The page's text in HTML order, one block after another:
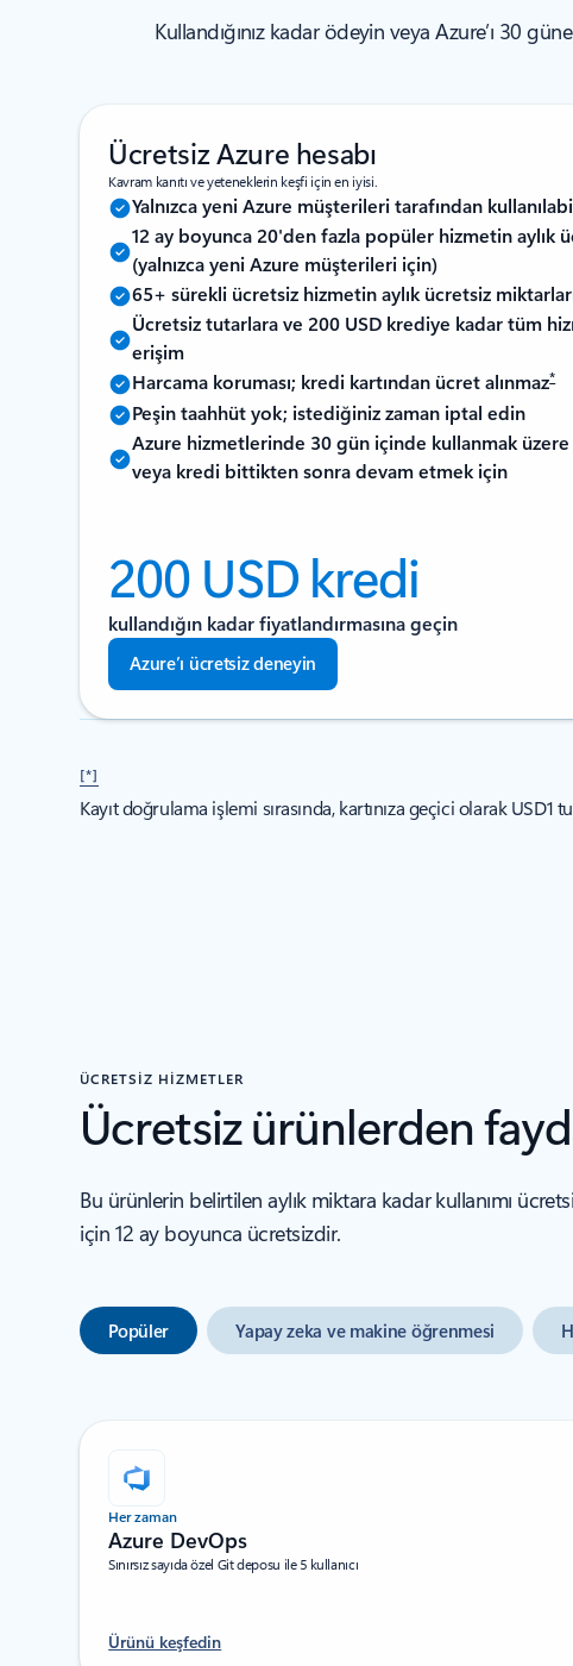
Kullandığınız kadar ödeyin veya Azure’ı 30
Ücretsiz Azure hesabı
Kavram kanıtı ve yeteneklerin keşfi için en iyisi.
Yalnızca yeni Azure müşterileri tarafından
12 ay boyunca 20'den fazla popüler hizmetin aylık
(yalnızca yeni Azure müşterileri için)
65+ sürekli ücretsiz hizmetin aylık ücretsiz
Ücretsiz tutarlara ve 200 USD krediye kadar tüm
erişim
Harcama koruması; kredi kartından ücret alınmaz*
Peşin taahhüt yok; istediğiniz zaman iptal edin
Azure hizmetlerinde 30 gün içinde kullanmak
veya kredi bittikten sonra devam etmek için
200 USD kredi
kullandığın kadar fiyatlandırmasına geçin
Azure’ı ücretsiz deneyin
[*]
Kayıt doğrulama işlemi sırasında, kartınıza geçici olarak
ÜCRETSİZ HİZMETLER
Ücretsiz ürünlerden
Bu ürünlerin belirtilen aylık miktara kadar kullanımı
için 12 ay boyunca ücretsizdir.
Popüler Yapay zeka ve makine öğrenmesi
Her zaman
Azure DevOps
Sınırsız sayıda özel Git deposu ile 5 kullanıcı
Ürünü keşfedin